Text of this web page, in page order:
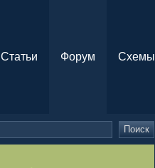
Статьи Форум Схемы
Поиск